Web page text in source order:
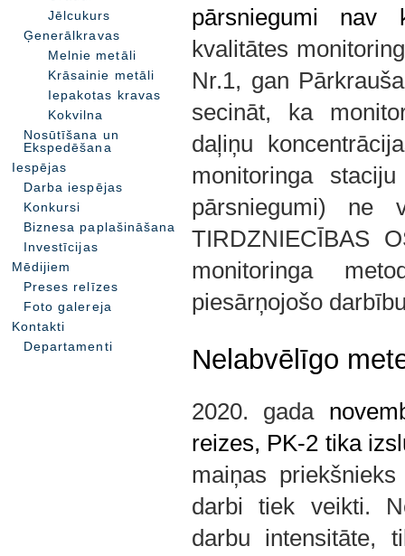
Jēlcukurs
Ģenerālkravas
Melnie metāli
Krāsainie metāli
Iepakotas kravas
Kokvilna
Nosūtīšana un
Ekspedēšana
Iespējas
Darba iespējas
Konkursi
Biznesa paplašināšana
Investīcijas
Mēdijiem
Preses relīzes
Foto galereja
Kontakti
Departamenti
pārsniegumi nav
kvalitātes
Nr.1, gan
secināt, ka
daļiņu
monitoringa
pārsniegumi) ne
TIRDZNIECĪBAS
monitoringa
piesārņojošo
Nelabvēlīgo
2020. gada
reizes, PK-2 tika
maiņas
darbi tiek veikti.
darbu intensitāte,